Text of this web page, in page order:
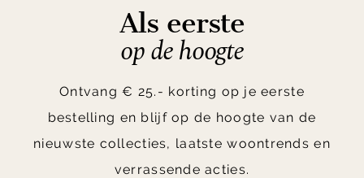
Als eerste
op de hoogte
Ontvang € 25.- korting op je eerste
bestelling en blijf op de hoogte van de
nieuwste collecties, laatste woontrends en
verrassende acties.